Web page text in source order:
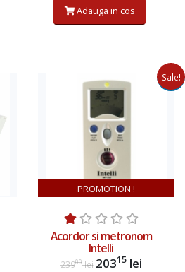
Adauga in cos
Sale!
PROMOTION !
Acordor si metronom
Intelli
23900lei 20315lei
Adauga in cos